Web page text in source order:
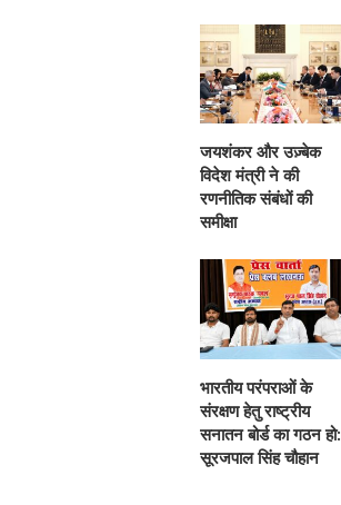
जयशंकर और उज़्बेक
विदेश मंत्री ने की
रणनीतिक संबंधों की
समीक्षा
भारतीय परंपराओं के
संरक्षण हेतु राष्ट्रीय
सनातन बोर्ड का गठन हो:
सूरजपाल सिंह चौहान